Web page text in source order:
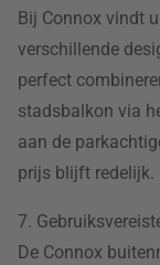
Bij Connox vindt
verschillende
perfect
stadsbalkon via
aan de
prijs blijft redelijk.
7.
De Connox